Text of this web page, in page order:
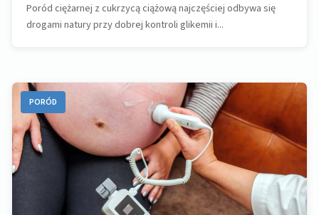
Poród ciężarnej z cukrzycą ciążową najczęściej odbywa się
drogami natury przy dobrej kontroli glikemii i...
PORÓD